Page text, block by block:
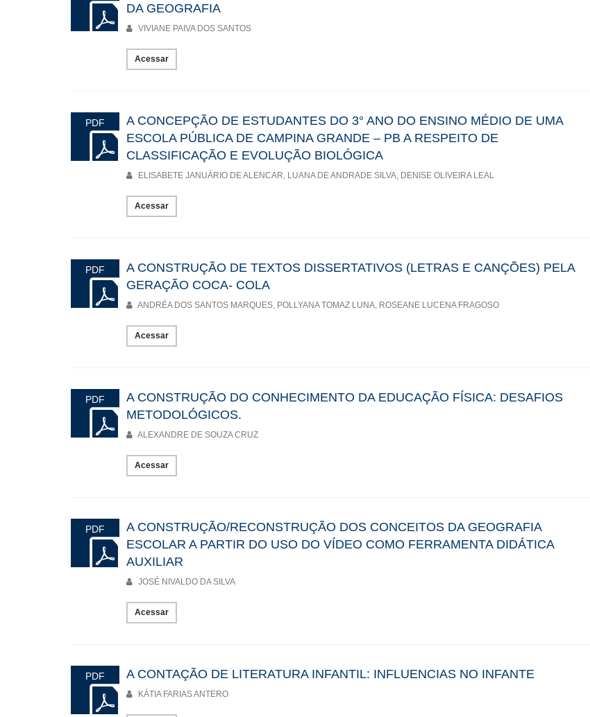
DA GEOGRAFIA
VIVIANE PAIVA DOS SANTOS
Acessar
PDF
A CONCEPÇÃO DE ESTUDANTES DO 3° ANO DO ENSINO MÉDIO DE UMA
ESCOLA PÚBLICA DE CAMPINA GRANDE – PB A RESPEITO DE
CLASSIFICAÇÃO E EVOLUÇÃO BIOLÓGICA
ELISABETE JANUÁRIO DE ALENCAR, LUANA DE ANDRADE SILVA, DENISE OLIVEIRA LEAL
Acessar
PDF
A CONSTRUÇÃO DE TEXTOS DISSERTATIVOS (LETRAS E CANÇÕES) PELA
GERAÇÃO COCA- COLA
ANDRÉA DOS SANTOS MARQUES, POLLYANA TOMAZ LUNA, ROSEANE LUCENA FRAGOSO
Acessar
PDF
A CONSTRUÇÃO DO CONHECIMENTO DA EDUCAÇÃO FÍSICA: DESAFIOS
METODOLÓGICOS.
ALEXANDRE DE SOUZA CRUZ
Acessar
PDF
A CONSTRUÇÃO/RECONSTRUÇÃO DOS CONCEITOS DA GEOGRAFIA
ESCOLAR A PARTIR DO USO DO VÍDEO COMO FERRAMENTA DIDÁTICA
AUXILIAR
JOSÉ NIVALDO DA SILVA
Acessar
PDF A CONTAÇÃO DE LITERATURA INFANTIL: INFLUENCIAS NO INFANTE
KÁTIA FARIAS ANTERO